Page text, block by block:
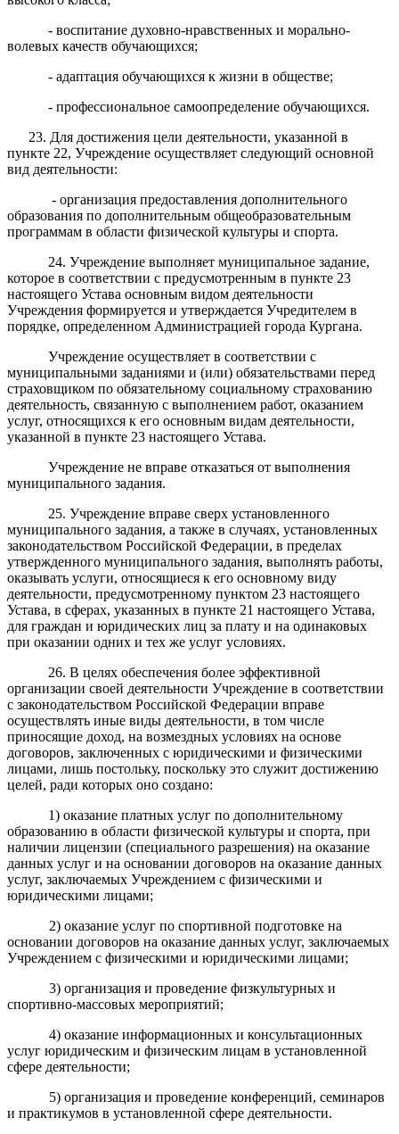
- воспитание духовно-нравственных и морально-
волевых качеств обучающихся;
- адаптация обучающихся к жизни в обществе;
- профессиональное самоопределение обучающихся.
23. Для достижения цели деятельности, указанной в
пункте 22, Учреждение осуществляет следующий основной
вид деятельности:
- организация предоставления дополнительного
образования по дополнительным общеобразовательным
программам в области физической культуры и спорта.
24. Учреждение выполняет муниципальное задание,
которое в соответствии с предусмотренным в пункте 23
настоящего Устава основным видом деятельности
Учреждения формируется и утверждается Учредителем в
порядке, определенном Администрацией города Кургана.
Учреждение осуществляет в соответствии с
муниципальными заданиями и (или) обязательствами перед
страховщиком по обязательному социальному страхованию
деятельность, связанную с выполнением работ, оказанием
услуг, относящихся к его основным видам деятельности,
указанной в пункте 23 настоящего Устава.
Учреждение не вправе отказаться от выполнения
муниципального задания.
25. Учреждение вправе сверх установленного
муниципального задания, а также в случаях, установленных
законодательством Российской Федерации, в пределах
утвержденного муниципального задания, выполнять работы,
оказывать услуги, относящиеся к его основному виду
деятельности, предусмотренному пунктом 23 настоящего
Устава, в сферах, указанных в пункте 21 настоящего Устава,
для граждан и юридических лиц за плату и на одинаковых
при оказании одних и тех же услуг условиях.
26. В целях обеспечения более эффективной
организации своей деятельности Учреждение в соответствии
с законодательством Российской Федерации вправе
осуществлять иные виды деятельности, в том числе
приносящие доход, на возмездных условиях на основе
договоров, заключенных с юридическими и физическими
лицами, лишь постольку, поскольку это служит достижению
целей, ради которых оно создано:
1) оказание платных услуг по дополнительному
образованию в области физической культуры и спорта, при
наличии лицензии (специального разрешения) на оказание
данных услуг и на основании договоров на оказание данных
услуг, заключаемых Учреждением с физическими и
юридическими лицами;
2) оказание услуг по спортивной подготовке на
основании договоров на оказание данных услуг, заключаемых
Учреждением с физическими и юридическими лицами;
3) организация и проведение физкультурных и
спортивно-массовых мероприятий;
4) оказание информационных и консультационных
услуг юридическим и физическим лицам в установленной
сфере деятельности;
5) организация и проведение конференций, семинаров
и практикумов в установленной сфере деятельности.